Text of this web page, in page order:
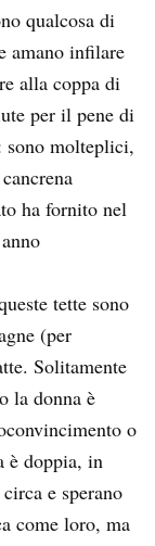
qualcosa di
amano infilare
alla coppa di
per il pene di
sono molteplici,
ha fornito nel
tette sono
(per
Solitamente
la donna è
o
è doppia, in
e sperano
come loro, ma